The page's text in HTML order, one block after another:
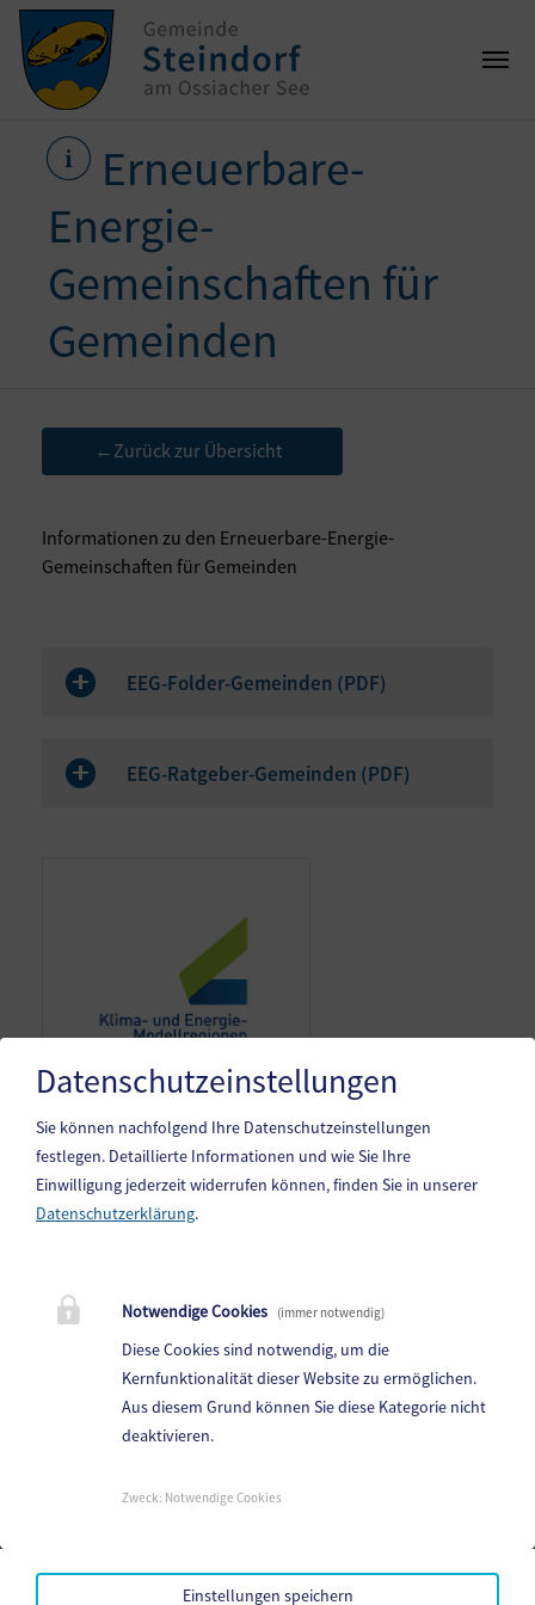
Erneuerbare-
Energie-
Gemeinschaften für
Gemeinden
← Zurück zur Übersicht
Informationen zu den Erneuerbare-Energie-
Gemeinschaften für Gemeinden
EEG-Folder-Gemeinden (PDF)
EEG-Ratgeber-Gemeinden (PDF)
10. Oktoberstr. 1, 9551 Bodensdorf am Ossiacher See
Telefon:
04243 83 83 0
Fax: 04243 83 83 30
E-Mail:steindorf.direktion@ktn.gde.at
Heute,Geschlossen
Heute,Geschlossen
Datenschutzeinstellungen
Sie können nachfolgend Ihre Datenschutzeinstellungen
festlegen. Detaillierte Informationen und wie Sie Ihre
Einwilligung jederzeit widerrufen können, finden Sie in unserer
Datenschutzerklärung.
Notwendige Cookies (immer notwendig)
Diese Cookies sind notwendig, um die
Kernfunktionalität dieser Website zu ermöglichen.
Aus diesem Grund können Sie diese Kategorie nicht
deaktivieren.
Zweck: Notwendige Cookies
Einstellungen speichern